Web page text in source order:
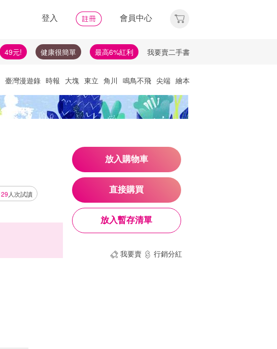
登入 會員中心
49元! 健康很簡單 最高6%紅利 我要賣二手書
臺灣漫遊錄 時報 大塊 東立 角川 鳴鳥不飛 尖端 繪本
布克獎 失智症 失智 文學獎 比爾蓋茲
29 人次試讀
放入購物車
直接購買
放入暫存清單
我要賣 行銷分紅